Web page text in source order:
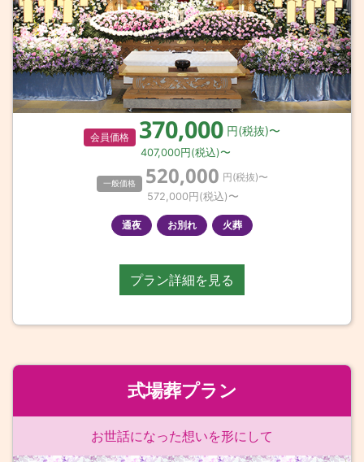
会員価格 370,000 円(税抜)〜
407,000円(税込)〜
一般価格 520,000 円(税抜)〜
572,000 円(税込)〜
通夜 お別れ 火葬
プラン詳細を見る
式場葬プラン
お世話になった想いを形にして